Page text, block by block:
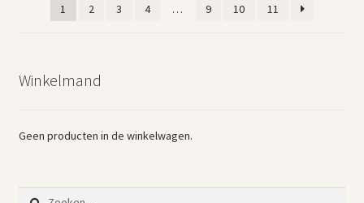
1
2 3 4 … 9 10 11
Winkelmand
Geen producten in de winkelwagen.
Zoeken